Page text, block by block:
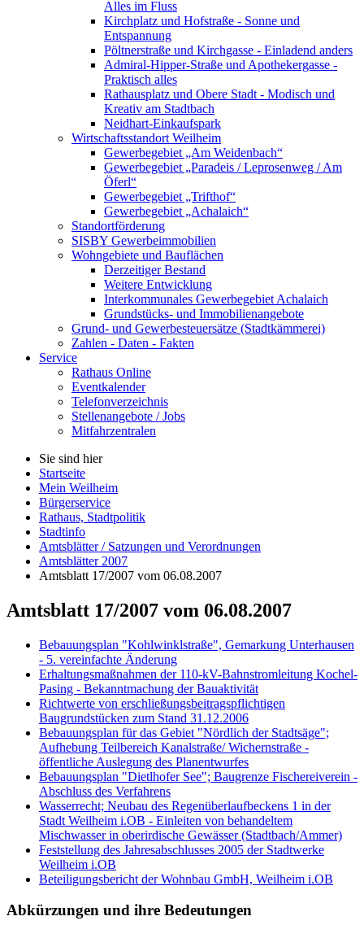
Alles im Fluss
Kirchplatz und Hofstraße - Sonne und
Entspannung
Pöltnerstraße und Kirchgasse - Einladend anders
Admiral-Hipper-Straße und Apothekergasse -
Praktisch alles
Rathausplatz und Obere Stadt - Modisch und
Kreativ am Stadtbach
Neidhart-Einkaufspark
Wirtschaftsstandort Weilheim
Gewerbegebiet „Am Weidenbach“
Gewerbegebiet „Paradeis / Leprosenweg / Am
Öferl“
Gewerbegebiet „Trifthof“
Gewerbegebiet „Achalaich“
Standortförderung
SISBY Gewerbeimmobilien
Wohngebiete und Bauflächen
Derzeitiger Bestand
Weitere Entwicklung
Interkommunales Gewerbegebiet Achalaich
Grundstücks- und Immobilienangebote
Grund- und Gewerbesteuersätze (Stadtkämmerei)
Zahlen - Daten - Fakten
Service
Rathaus Online
Eventkalender
Telefonverzeichnis
Stellenangebote / Jobs
Mitfahrzentralen
Sie sind hier
Startseite
Mein Weilheim
Bürgerservice
Rathaus, Stadtpolitik
Stadtinfo
Amtsblätter / Satzungen und Verordnungen
Amtsblätter 2007
Amtsblatt 17/2007 vom 06.08.2007
Amtsblatt 17/2007 vom 06.08.2007
Bebauungsplan "Kohlwinklstraße", Gemarkung Unterhausen
- 5. vereinfachte Änderung
Erhaltungsmaßnahmen der 110-kV-Bahnstromleitung Kochel-
Pasing - Bekanntmachung der Bauaktivität
Richtwerte von erschließungsbeitragspflichtigen
Baugrundstücken zum Stand 31.12.2006
Bebauungsplan für das Gebiet "Nördlich der Stadtsäge";
Aufhebung Teilbereich Kanalstraße/ Wichernstraße -
öffentliche Auslegung des Planentwurfes
Bebauungsplan "Dietlhofer See"; Baugrenze Fischereiverein -
Abschluss des Verfahrens
Wasserrecht; Neubau des Regenüberlaufbeckens 1 in der
Stadt Weilheim i.OB - Einleiten von behandeltem
Mischwasser in oberirdische Gewässer (Stadtbach/Ammer)
Feststellung des Jahresabschlusses 2005 der Stadtwerke
Weilheim i.OB
Beteiligungsbericht der Wohnbau GmbH, Weilheim i.OB
Abkürzungen und ihre Bedeutungen